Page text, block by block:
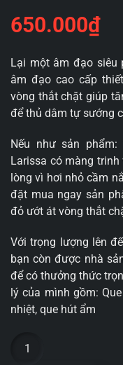
650.000₫
Lại một âm đạo siêu
âm đạo cao cấp
vòng thắt chặt giúp
để thủ dâm tự sướng
Nếu như sản phẩm:
Larissa có màng
lòng vì hơi nhỏ cầm
đặt mua ngay sản
đỏ ướt át vòng thắt
Với trọng lượng lên
bạn còn được nhà
để có thưởng thức
lý của mình gồm:
nhiệt, que hút ẩm
đạo